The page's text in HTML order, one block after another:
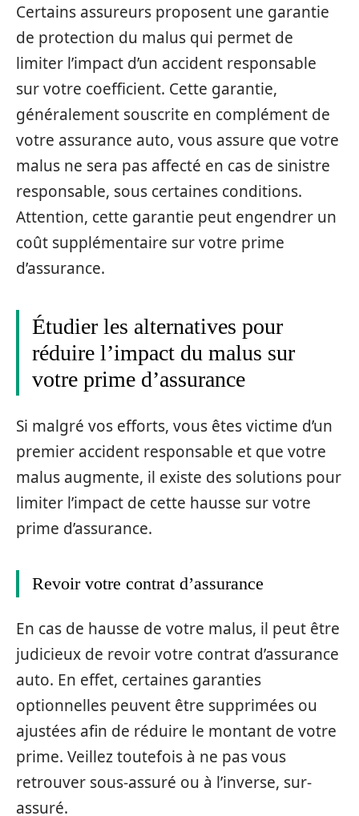
Certains assureurs proposent une garantie
de protection du malus qui permet de
limiter l’impact d’un accident responsable
sur votre coefficient. Cette garantie,
généralement souscrite en complément de
votre assurance auto, vous assure que votre
malus ne sera pas affecté en cas de sinistre
responsable, sous certaines conditions.
Attention, cette garantie peut engendrer un
coût supplémentaire sur votre prime
d’assurance.
Étudier les alternatives pour
réduire l’impact du malus sur
votre prime d’assurance
Si malgré vos efforts, vous êtes victime d’un
premier accident responsable et que votre
malus augmente, il existe des solutions pour
limiter l’impact de cette hausse sur votre
prime d’assurance.
Revoir votre contrat d’assurance
En cas de hausse de votre malus, il peut être
judicieux de revoir votre contrat d’assurance
auto. En effet, certaines garanties
optionnelles peuvent être supprimées ou
ajustées afin de réduire le montant de votre
prime. Veillez toutefois à ne pas vous
retrouver sous-assuré ou à l’inverse, sur-
assuré.